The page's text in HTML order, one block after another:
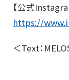
【公式
https://
＜Text：